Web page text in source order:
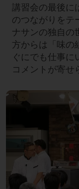
講習会の最後に
のつながりをテ
ナサンの独自の
方からは「味の
ぐにでも仕事
コメントが寄せ